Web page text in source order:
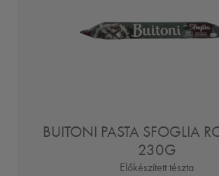
BUITONI PASTA SFOGLIA
230G
Előkészített tészta